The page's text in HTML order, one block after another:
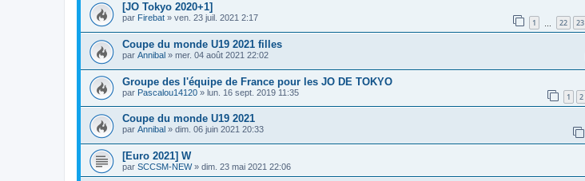
[JO Tokyo 2020+1]
par Firebat » ven. 23 juil. 2021 2:17 1 22 23
Coupe du monde U19 2021 filles
par Annibal » mer. 04 août 2021 22:02
Groupe des l'équipe de France pour les JO DE TOKYO
par Pascalou14120 » lun. 16 sept. 2019 11:35 1 2
Coupe du monde U19 2021
par Annibal » dim. 06 juin 2021 20:33
[Euro 2021] W
par SCCSM-NEW» dim. 23 mai 2021 22:06